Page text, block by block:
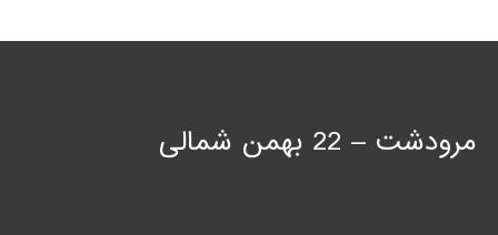
مرودشت – 22 بهمن شمالی